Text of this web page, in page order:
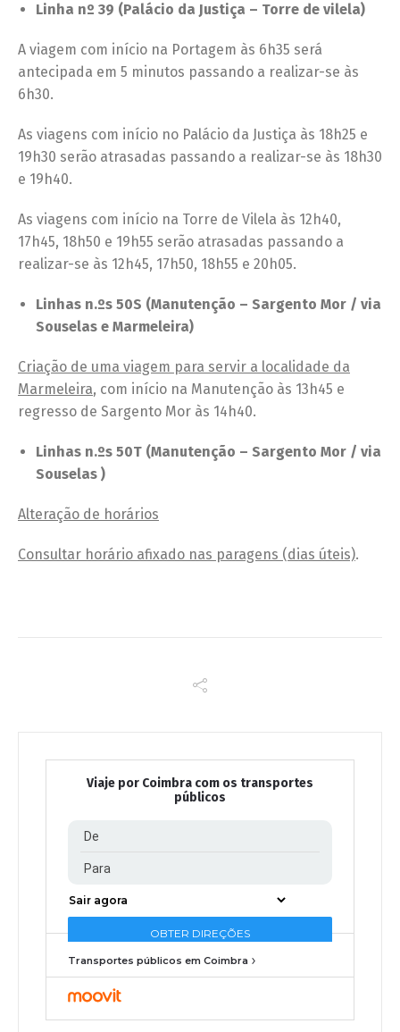
Linha nº 39 (Palácio da Justiça – Torre de vilela)
A viagem com início na Portagem às 6h35 será
antecipada em 5 minutos passando a realizar-se às
6h30.
As viagens com início no Palácio da Justiça às 18h25 e
19h30 serão atrasadas passando a realizar-se às 18h30
e 19h40.
As viagens com início na Torre de Vilela às 12h40,
17h45, 18h50 e 19h55 serão atrasadas passando a
realizar-se às 12h45, 17h50, 18h55 e 20h05.
Linhas n.ºs 50S (Manutenção – Sargento Mor / via
Souselas e Marmeleira)
Criação de uma viagem para servir a localidade da
Marmeleira, com início na Manutenção às 13h45 e
regresso de Sargento Mor às 14h40.
Linhas n.ºs 50T (Manutenção – Sargento Mor / via
Souselas )
Alteração de horários
Consultar horário afixado nas paragens (dias úteis).
Viaje por Coimbra com os transportes
públicos
Transportes públicos em Coimbra